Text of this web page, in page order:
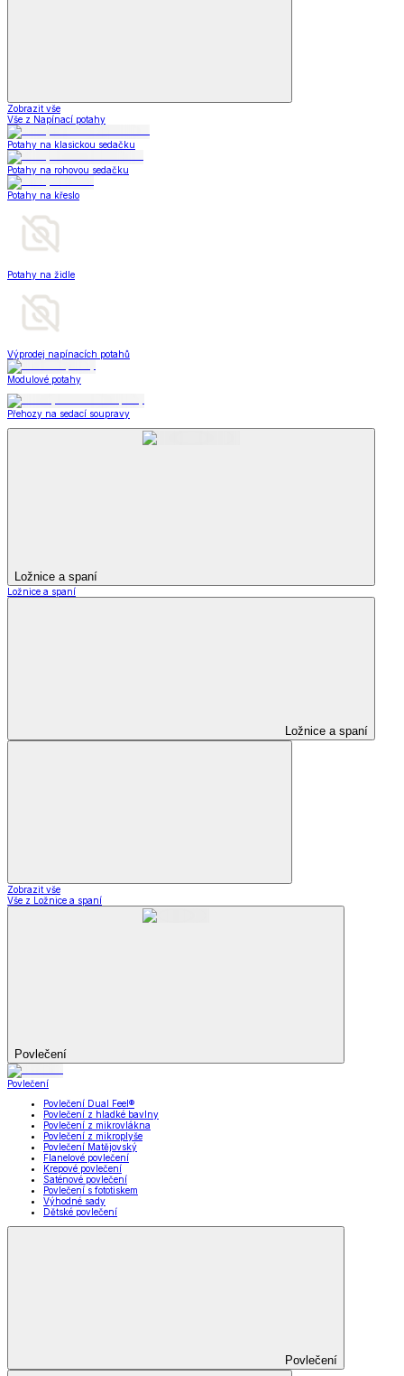
Zobrazit vše
Vše z Napínací potahy
Potahy na klasickou sedačku
Potahy na rohovou sedačku
Potahy na křeslo
Potahy na židle
Výprodej napínacích potahů
Modulové potahy
Přehozy na sedací soupravy
Ložnice a spaní
Ložnice a spaní
Ložnice a spaní
Zobrazit vše
Vše z Ložnice a spaní
Povlečení
Povlečení
Povlečení Dual Feel®
Povlečení z hladké bavlny
Povlečení z mikrovlákna
Povlečení z mikroplyše
Povlečení Matějovský
Flanelové povlečení
Krepové povlečení
Saténové povlečení
Povlečení s fototiskem
Výhodné sady
Dětské povlečení
Povlečení